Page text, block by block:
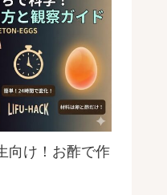
向け！お酢で作